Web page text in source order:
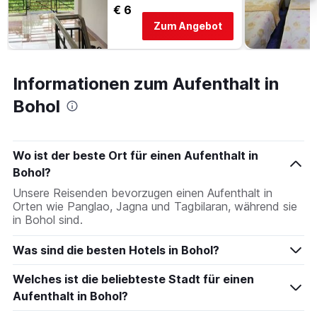
€ 6
Zum Angebot
Informationen zum Aufenthalt in
Bohol
Wo ist der beste Ort für einen Aufenthalt in
Bohol?
Unsere Reisenden bevorzugen einen Aufenthalt in
Orten wie Panglao, Jagna und Tagbilaran, während sie
in Bohol sind.
Was sind die besten Hotels in Bohol?
Welches ist die beliebteste Stadt für einen
Aufenthalt in Bohol?